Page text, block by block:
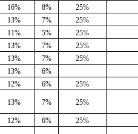
16% 8%
25%
13% 7%
25%
11% 5%
25%
13% 7%
25%
13% 7%
25%
13%
6%
12% 6% 25%
13% 7% 25%
12% 6% 25%